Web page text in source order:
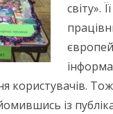
світу».
користувачів.
із